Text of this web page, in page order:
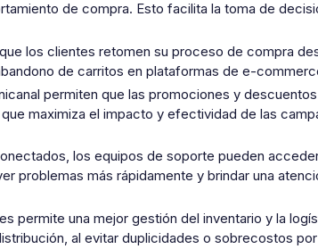
de compra. Esto facilita la toma de
los clientes retomen su proceso de compra
de carritos en plataformas de e-
permiten que las promociones y
maximiza el impacto y efectividad de las
los equipos de soporte pueden
problemas más rápidamente y brindar una
permite una mejor gestión del inventario y la
al evitar duplicidades o sobrecostos